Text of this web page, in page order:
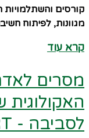
קורסים
מגוונות, לפיתוח
קרא עוד
מסרים
לסביבה - ECO ART